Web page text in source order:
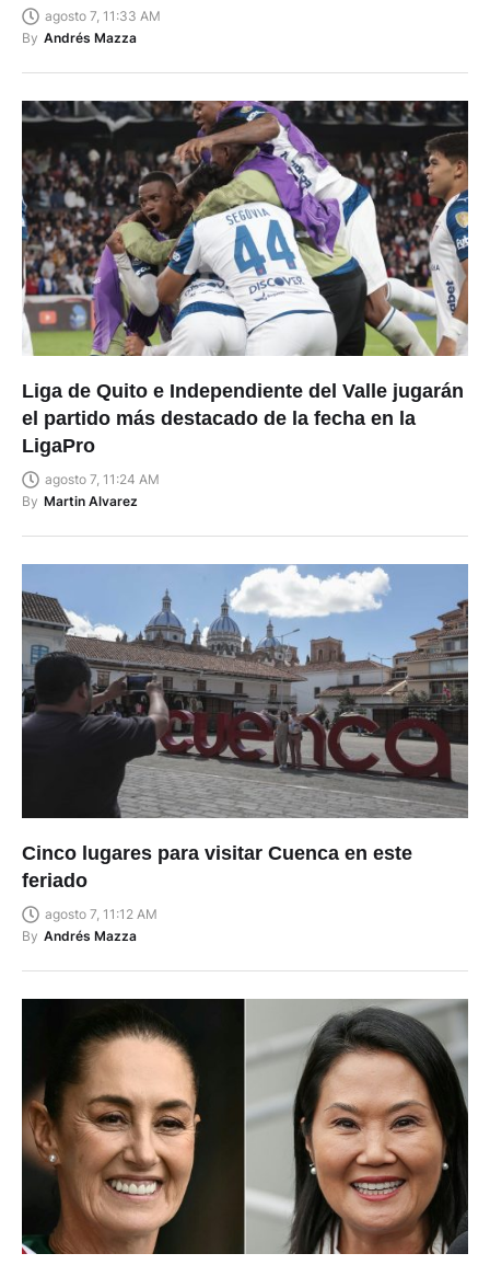
agosto 7, 11:33 AM
By Andrés Mazza
Liga de Quito e Independiente del Valle jugarán
el partido más destacado de la fecha en la
LigaPro
agosto 7, 11:24 AM
By Martin Alvarez
Cinco lugares para visitar Cuenca en este
feriado
agosto 7, 11:12 AM
By Andrés Mazza